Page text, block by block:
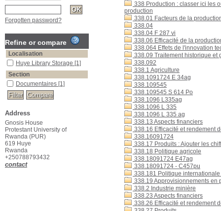
338 Production : classer ici les
production
338.01 Facteurs de la
338.04
338.04 F 287 vi
338.06 Efficacité de la
338.064 Effets de l'innovation
338.09 Traitement historique
338.092
338.1 Agriculture
338.1091724 E 34ag
338.109545
338.109545 S 614 Po
338.1096 L335ag
338.1096 L 335
338.1096 L 335 ag
338.13 Aspects financiers
338.16 Efficacité et rendement
338.16091724
338.17 Produits : Ajouter les
338.18 Politique agricole
338.18091724 E47ag
338.18091724 - C457pu
338.181 Politique
338.19 Approvisionnements en
338.2 Industrie minière
338.23 Aspects financiers
338.26 Efficacité et rendement
Forgotten password?
Refine or compare
Localisation
Huye Library Storage [1]
Section
Documentaires [1]
Address
Gnosis House
Protestant University of
Rwanda (PUR)
619 Huye
Rwanda
+250788793432
contact